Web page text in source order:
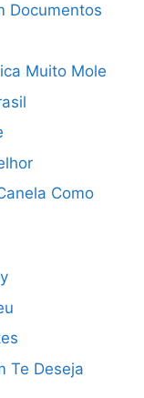
Documentos
Muito Mole
Como
Te Deseja